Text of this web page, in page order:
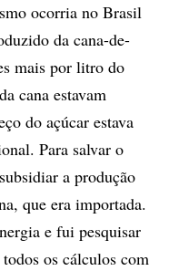
ocorria no Brasil
da cana-de-
mais por litro do
cana estavam
do açúcar estava
Para salvar o
a produção
que era importada.
e fui pesquisar
os cálculos com